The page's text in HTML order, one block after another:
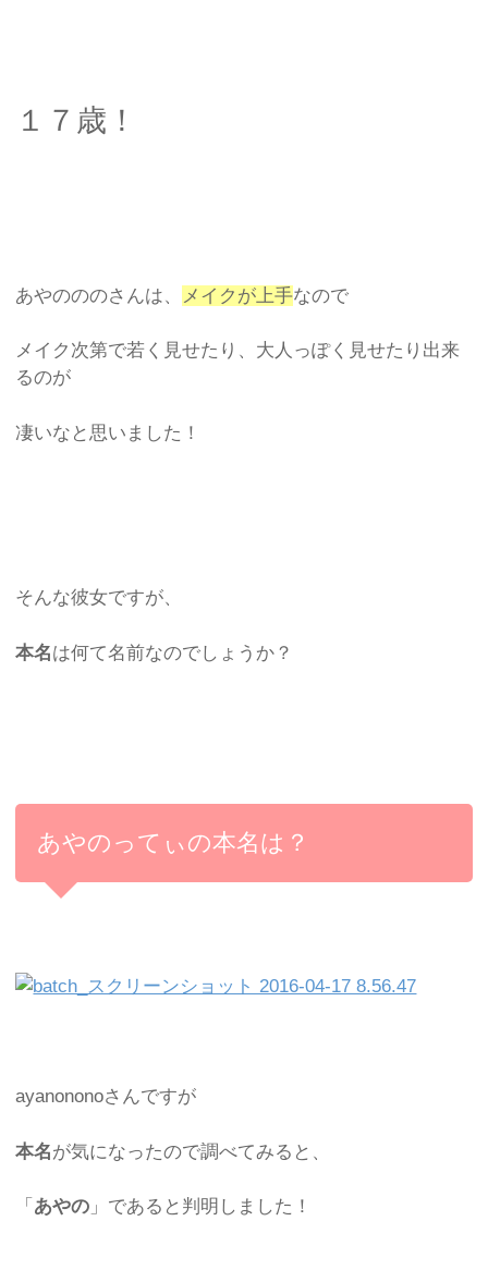
１７歳！
あやのののさんは、 メイクが上手なので
メイク次第で若く見せたり、大人っぽく見せたり出来
るのが
凄いなと思いました！
そんな彼女ですが、
本名は何て名前なのでしょうか？
あやのってぃの本名は？
ayanononoさんですが
本名が気になったので調べてみると、
「 あやの 」であると判明しました！